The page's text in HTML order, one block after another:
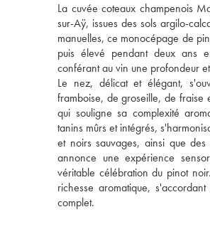
La cuvée coteaux champenois
sur-Aÿ, issues des sols argilo-
manuelles, ce monocépage de
puis élevé pendant deux ans
conférant au vin une profondeur
Le nez, délicat et élégant,
framboise, de groseille, de fraise
qui souligne sa complexité
tanins mûrs et intégrés,
et noirs sauvages, ainsi que
annonce une expérience
véritable célébration du pinot
richesse aromatique,
complet.